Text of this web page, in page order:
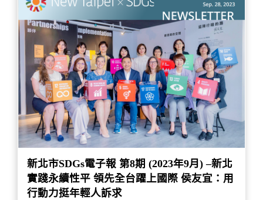
新北市SDGs電子報 第8期 (2023年9月) –新北
實踐永續性平 領先全台躍上國際 侯友宜：用
行動力挺年輕人訴求